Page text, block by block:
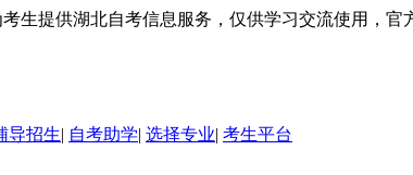
生提供湖北自考信息服务，仅供学习交流使用，官
导招生| 自考助学| 选择专业| 考生平台